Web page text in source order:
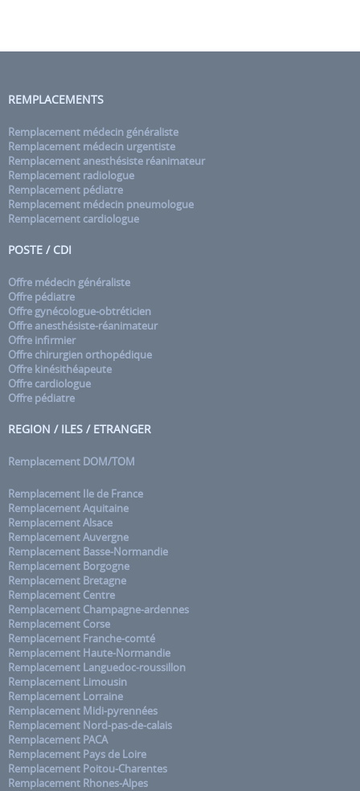
REMPLACEMENTS
Remplacement médecin généraliste
Remplacement médecin urgentiste
Remplacement anesthésiste réanimateur
Remplacement radiologue
Remplacement pédiatre
Remplacement médecin pneumologue
Remplacement cardiologue
POSTE / CDI
Offre médecin généraliste
Offre pédiatre
Offre gynécologue-obtréticien
Offre anesthésiste-réanimateur
Offre infirmier
Offre chirurgien orthopédique
Offre kinésithéapeute
Offre cardiologue
Offre pédiatre
REGION / ILES / ETRANGER
Remplacement DOM/TOM
Remplacement Ile de France
Remplacement Aquitaine
Remplacement Alsace
Remplacement Auvergne
Remplacement Basse-Normandie
Remplacement Borgogne
Remplacement Bretagne
Remplacement Centre
Remplacement Champagne-ardennes
Remplacement Corse
Remplacement Franche-comté
Remplacement Haute-Normandie
Remplacement Languedoc-roussillon
Remplacement Limousin
Remplacement Lorraine
Remplacement Midi-pyrennées
Remplacement Nord-pas-de-calais
Remplacement PACA
Remplacement Pays de Loire
Remplacement Poitou-Charentes
Remplacement Rhones-Alpes